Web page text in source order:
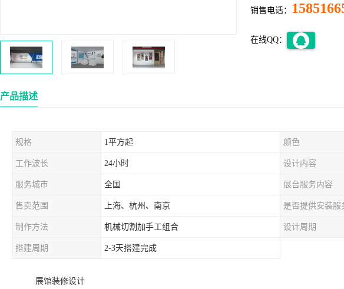
销售电话：
在线QQ：
产品描述
规格 1平方起 颜色
工作波长 24小时 设计内容
服务城市 全国 展台服务内容
售卖范围 上海、杭州、南京 是否提供安装服
制作方法 机械切割加手工组合 设计周期
搭建周期 2-3天搭建完成
展馆装修设计